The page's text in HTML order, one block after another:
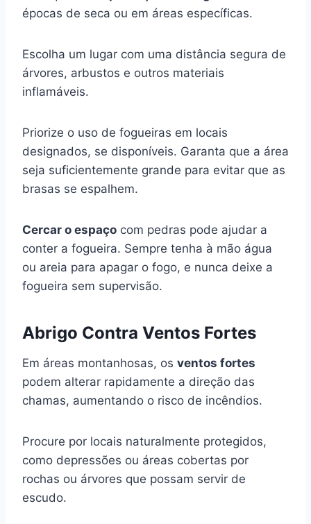
épocas de seca ou em áreas específicas.
Escolha um lugar com uma distância segura de
árvores, arbustos e outros materiais
inflamáveis.
Priorize o uso de fogueiras em locais
designados, se disponíveis. Garanta que a área
seja suficientemente grande para evitar que as
brasas se espalhem.
Cercar o espaço com pedras pode ajudar a
conter a fogueira. Sempre tenha à mão água
ou areia para apagar o fogo, e nunca deixe a
fogueira sem supervisão.
Abrigo Contra Ventos Fortes
Em áreas montanhosas, os ventos fortes
podem alterar rapidamente a direção das
chamas, aumentando o risco de incêndios.
Procure por locais naturalmente protegidos,
como depressões ou áreas cobertas por
rochas ou árvores que possam servir de
escudo.